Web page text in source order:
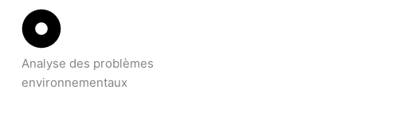
Analyse des problèmes
environnementaux